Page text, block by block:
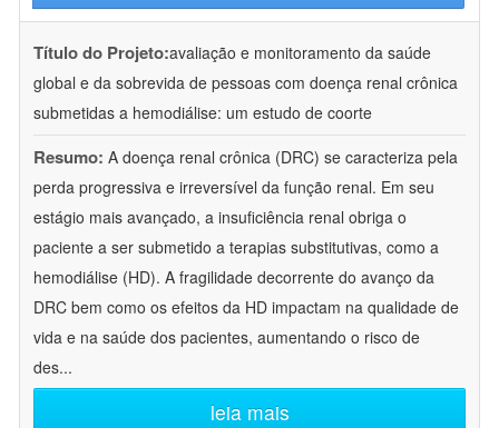
Título do Projeto:avaliação e monitoramento da saúde
global e da sobrevida de pessoas com doença renal crônica
submetidas a hemodiálise: um estudo de coorte
Resumo: A doença renal crônica (DRC) se caracteriza pela
perda progressiva e irreversível da função renal. Em seu
estágio mais avançado, a insuficiência renal obriga o
paciente a ser submetido a terapias substitutivas, como a
hemodiálise (HD). A fragilidade decorrente do avanço da
DRC bem como os efeitos da HD impactam na qualidade de
vida e na saúde dos pacientes, aumentando o risco de
des...
leia mais